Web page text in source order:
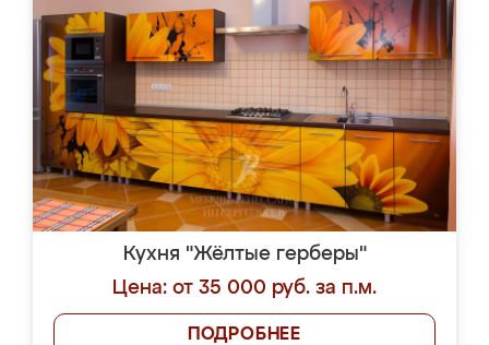
Кухня "Жёлтые герберы"
Цена: от 35 000 руб. за п.м.
ПОДРОБНЕЕ